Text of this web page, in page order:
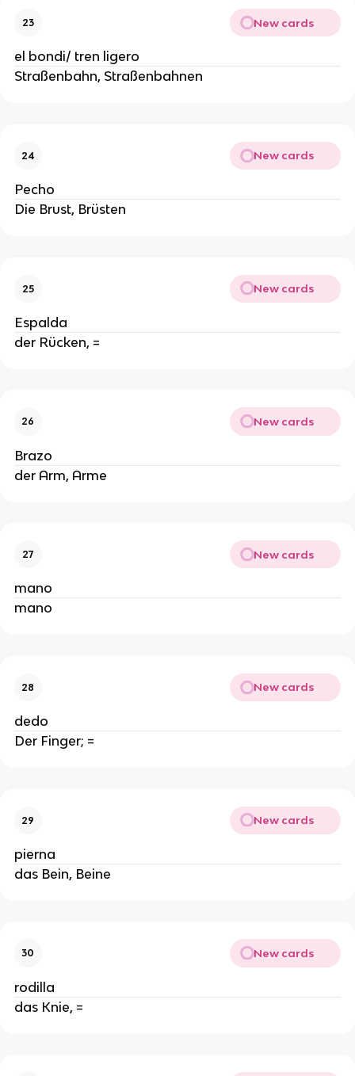
23 New cards
el bondi/ tren ligero
Straßenbahn, Straßenbahnen
24 New cards
Pecho
Die Brust, Brüsten
25 New cards
Espalda
der Rücken, =
26 New cards
Brazo
der Arm, Arme
27 New cards
mano
mano
28 New cards
dedo
Der Finger; =
29 New cards
pierna
das Bein, Beine
30 New cards
rodilla
das Knie, =